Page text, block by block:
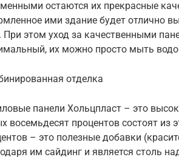
остаются их прекрасные
ими здание будет отлично
При этом уход за качественными
их можно просто мыть
отделка
панели Хольцпласт – это
восемьдесят процентов состоят из
– это полезные добавки
им сайдинг и является столь